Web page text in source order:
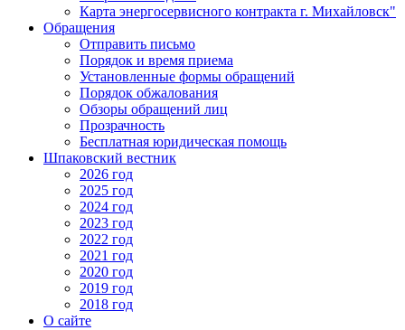
Карта энергосервисного контракта г. Михайловск"
Обращения
Отправить письмо
Порядок и время приема
Установленные формы обращений
Порядок обжалования
Обзоры обращений лиц
Прозрачность
Бесплатная юридическая помощь
Шпаковский вестник
2026 год
2025 год
2024 год
2023 год
2022 год
2021 год
2020 год
2019 год
2018 год
О сайте